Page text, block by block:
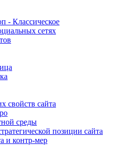
- Классическое
сетях
свойств сайта
среды
позиции сайта
и контр-мер